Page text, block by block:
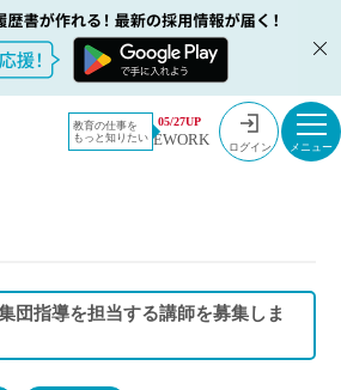
教育の仕事を
もっと知りたい
05/27UP
EWORK ログイン
採用情報
進学支援講座 9月
団指導を担当する講師を募集しま